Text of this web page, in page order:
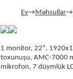
Ev→Məhsullar→
1 monitor, 22",
toxunuşu, AMC-7000
mikrofon, 7 düymlük